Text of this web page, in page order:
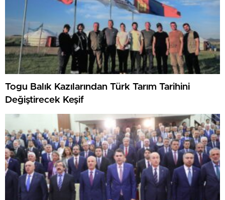
Togu Balık Kazılarından Türk Tarım Tarihini
Değiştirecek Keşif